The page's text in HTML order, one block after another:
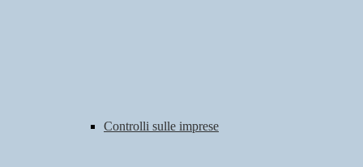
Controlli sulle imprese